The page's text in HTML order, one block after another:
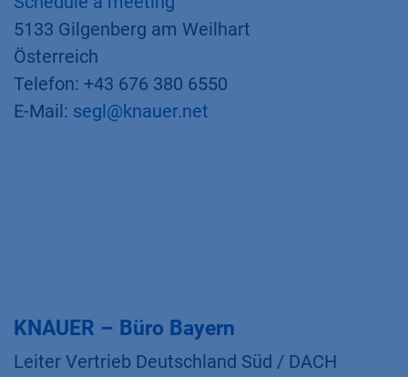
5133 Gilgenberg am Weilhart
Österreich
Telefon: +43 676 380 6550
E-Mail: segl@knauer.net
KNAUER – Büro Bayern
Leiter Vertrieb Deutschland Süd / DACH